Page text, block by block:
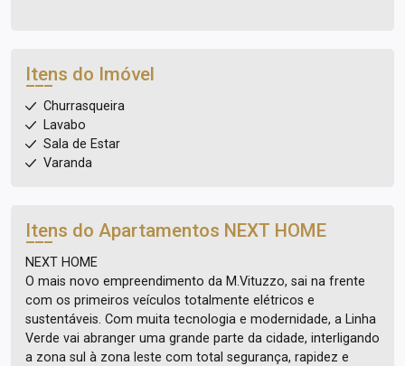
Itens do Imóvel
Churrasqueira
Lavabo
Sala de Estar
Varanda
Itens do Apartamentos NEXT HOME
NEXT HOME
O mais novo empreendimento da M.Vituzzo, sai na frente
com os primeiros veículos totalmente elétricos e
sustentáveis. Com muita tecnologia e modernidade, a Linha
Verde vai abranger uma grande parte da cidade, interligando
a zona sul à zona leste com total segurança, rapidez e